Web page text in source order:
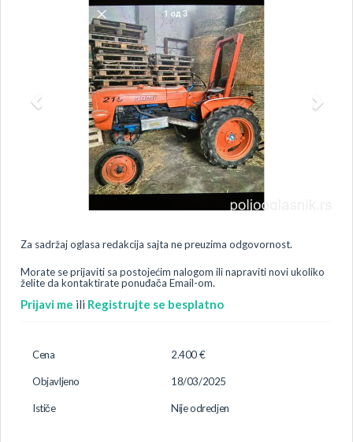
Za sadržaj oglasa redakcija sajta ne preuzima odgovornost.
Morate se prijaviti sa postojećim nalogom ili napraviti novi ukoliko
želite da kontaktirate ponuđača Email-om.
Prijavi me ili Registrujte se besplatno
Cena 2.400 €
Objavljeno 18/03/2025
Ističe Nije odredjen